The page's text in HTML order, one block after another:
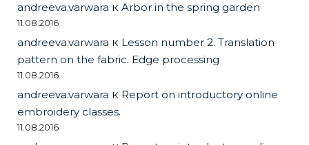
andreeva.varwara к Arbor in the spring garden
11.08.2016
andreeva.varwara к Lesson number 2. Translation
pattern on the fabric. Edge processing
11.08.2016
andreeva.varwara к Report on introductory online
embroidery classes.
11.08.2016